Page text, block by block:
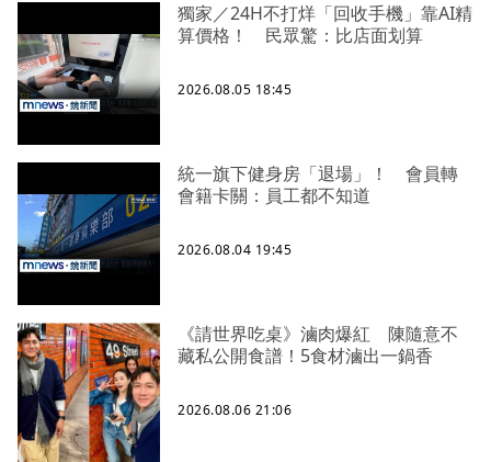
獨家／24H不打烊「回收手機」靠AI精
算價格！ 民眾驚：比店面划算
2026.08.05 18:45
統一旗下健身房「退場」！ 會員轉
會籍卡關：員工都不知道
2026.08.04 19:45
《請世界吃桌》滷肉爆紅 陳隨意不
藏私公開食譜！5食材滷出一鍋香
2026.08.06 21:06